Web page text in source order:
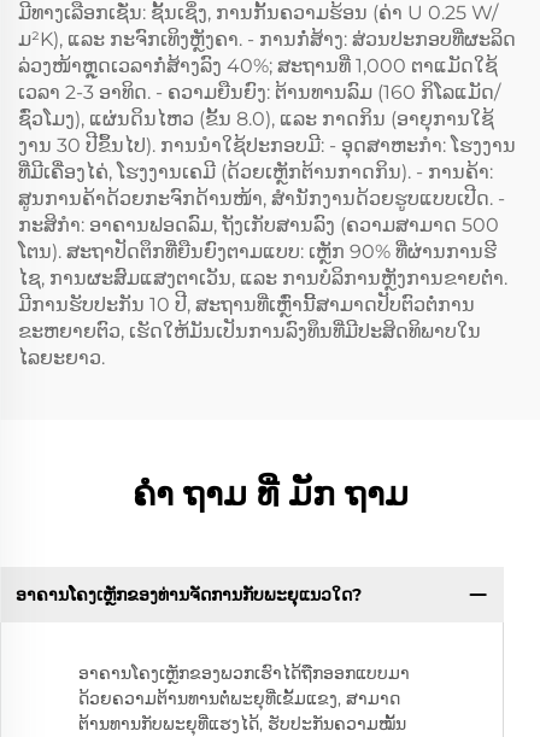
ມີທາງເລືອກເຊັ່ນ: ຊັ້ນເຊິ່ງ, ການກັ້ນຄວາມຮ້ອນ (ຄ່າ U 0.25 W/
ມ²K), ແລະ ກະຈົກເທິງຫຼັງຄາ. - ການກໍ່ສ້າງ: ສ່ວນປະກອບທີ່ຜະລິດ
ລ່ວງໜ້າຫຼຸດເວລາກໍ່ສ້າງລົງ 40%; ສະຖານທີ່ 1,000 ຕາແມັດໃຊ້
ເວລາ 2-3 ອາທິດ. - ຄວາມຍືນຍົງ: ຕ້ານທານລົມ (160 ກິໂລແມັດ/
ຊົ່ວໂມງ), ແຜ່ນດິນໄຫວ (ຂັ້ນ 8.0), ແລະ ກາດກິນ (ອາຍຸການໃຊ້
ງານ 30 ປີຂຶ້ນໄປ). ການນໍາໃຊ້ປະກອບມີ: - ອຸດສາຫະກໍາ: ໂຮງງານ
ທີ່ມີເຄື່ອງໄຄ່, ໂຮງງານເຄມີ (ດ້ວຍເຫຼັກຕ້ານກາດກິນ). - ການຄ້າ:
ສູນການຄ້າດ້ວຍກະຈົກດ້ານໜ້າ, ສໍານັກງານດ້ວຍຮູບແບບເປີດ. -
ກະສິກໍາ: ອາຄານຟອດລົມ, ຖັງເກັບສານລົງ (ຄວາມສາມາດ 500
ໂຕນ). ສະຖາປັດຕຶກທີ່ຍືນຍົງຕາມແບບ: ເຫຼັກ 90% ທີ່ຜ່ານການຮີ
ໄຊ, ການຜະສົມແສງຕາເວັນ, ແລະ ການບໍລິການຫຼັງການຂາຍຕ່ຳ.
ມີການຮັບປະກັນ 10 ປີ, ສະຖານທີ່ເຫຼົ່ານີ້ສາມາດປັບຕົວຕໍ່ການ
ຂະຫຍາຍຕົວ, ເຮັດໃຫ້ມັນເປັນການລົງທຶນທີ່ມີປະສິດທິພາບໃນ
ໄລຍະຍາວ.
ຄໍາ ຖາມ ທີ່ ມັກ ຖາມ
ອາຄານໂຄງເຫຼັກຂອງທ່ານຈັດການກັບພະຍຸແນວໃດ?
ອາຄານໂຄງເຫຼັກຂອງພວກເຮົາໄດ້ຖືກອອກແບບມາ
ດ້ວຍຄວາມຕ້ານທານຕໍ່ພະຍຸທີ່ເຂັ້ມແຂງ, ສາມາດ
ຕ້ານທານກັບພະຍຸທີ່ແຮງໄດ້, ຮັບປະກັນຄວາມໝັ້ນ